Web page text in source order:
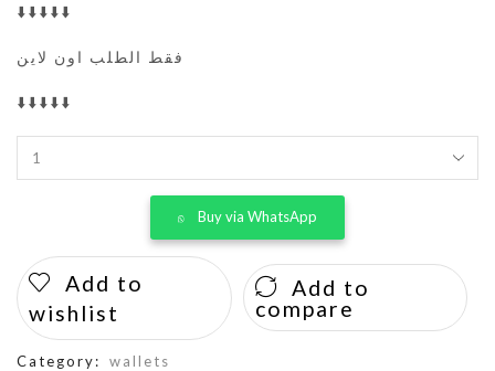
⬇️⬇️⬇️⬇️⬇️
فقط الطلب اون لاين
⬇️⬇️⬇️⬇️⬇️
Buy via WhatsApp
Add to
wishlist
Add to
compare
Category:
wallets